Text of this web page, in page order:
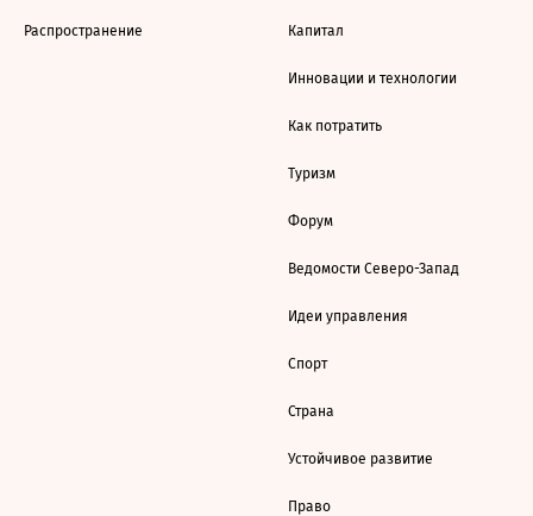
Распространение Капитал
Инновации и технологии
Как потратить
Туризм
Форум
Ведомости Северо-Запад
Идеи управления
Спорт
Страна
Устойчивое развитие
Право